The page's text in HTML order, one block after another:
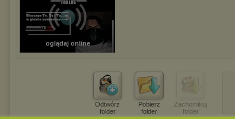
oglądaj online
Odtwórz
folder
Pobierz
folder
Zachomikuj
folder